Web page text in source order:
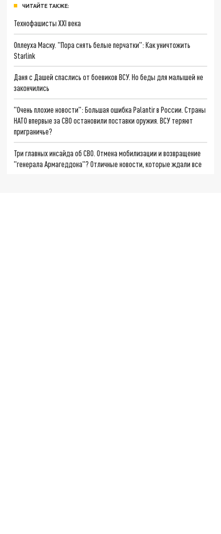
ЧИТАЙТЕ ТАКЖЕ:
Технофашисты XXI века
Оплеуха Маску. "Пора снять белые перчатки": Как уничтожить
Starlink
Даня с Дашей спаслись от боевиков ВСУ. Но беды для малышей не
закончились
"Очень плохие новости": Большая ошибка Palantir в России. Страны
НАТО впервые за СВО остановили поставки оружия. ВСУ теряют
приграничье?
Три главных инсайда об СВО. Отмена мобилизации и возвращение
"генерала Армагеддона"? Отличные новости, которые ждали все